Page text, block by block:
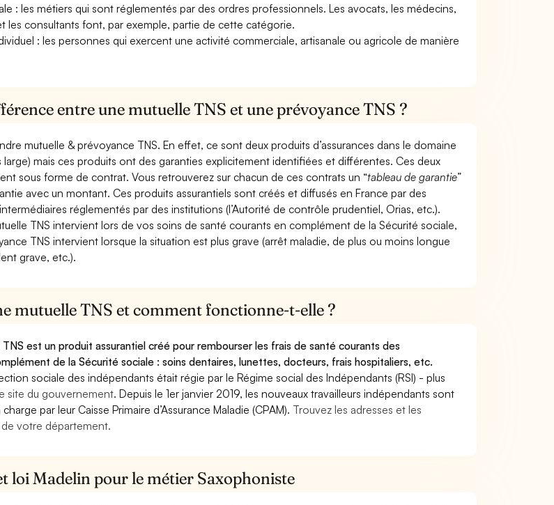
: les métiers qui sont réglementés par des ordres professionnels. Les avocats, les médecins,
les consultants font, par exemple, partie de cette catégorie.
: les personnes qui exercent une activité commerciale, artisanale ou agricole de manière
entre une mutuelle TNS et une prévoyance TNS ?
mutuelle & prévoyance TNS. En effet, ce sont deux produits d’assurances dans le domaine
large) mais ces produits ont des garanties explicitement identifiées et différentes. Ces deux
sous forme de contrat. Vous retrouverez sur chacun de ces contrats un “tableau de garantie”
avec un montant. Ces produits assurantiels sont créés et diffusés en France par des
réglementés par des institutions (l’Autorité de contrôle prudentiel, Orias, etc.).
TNS intervient lors de vos soins de santé courants en complément de la Sécurité sociale,
TNS intervient lorsque la situation est plus grave (arrêt maladie, de plus ou moins longue
grave, etc.).
mutuelle TNS et comment fonctionne-t-elle ?
est un produit assurantiel créé pour rembourser les frais de santé courants des
de la Sécurité sociale : soins dentaires, lunettes, docteurs, frais hospitaliers, etc.
sociale des indépendants était régie par le Régime social des Indépendants (RSI) - plus
site du gouvernement. Depuis le 1er janvier 2019, les nouveaux travailleurs indépendants sont
par leur Caisse Primaire d’Assurance Maladie (CPAM). Trouvez les adresses et les
votre département.
loi Madelin pour le métier Saxophoniste